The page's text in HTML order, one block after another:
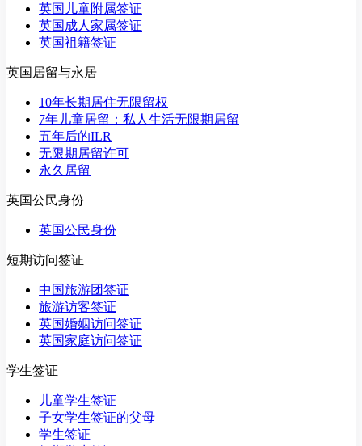
英国儿童附属签证
英国成人家属签证
英国祖籍签证
英国居留与永居
10年长期居住无限留权
7年儿童居留：私人生活无限期居留
五年后的ILR
无限期居留许可
永久居留
英国公民身份
英国公民身份
短期访问签证
中国旅游团签证
旅游访客签证
英国婚姻访问签证
英国家庭访问签证
学生签证
儿童学生签证
子女学生签证的父母
学生签证